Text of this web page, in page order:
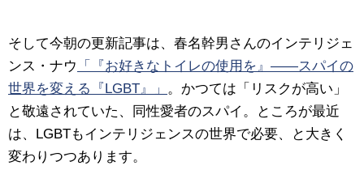
そして今朝の更新記事は、春名幹男さんのインテリジェ
ンス・ナウ
「『お好きなトイレの使用を』――スパイの
世界を変える『LGBT』」 。かつては「リスクが高い」
と敬遠されていた、同性愛者のスパイ。ところが最近
は、LGBTもインテリジェンスの世界で必要、と大きく
変わりつつあります。